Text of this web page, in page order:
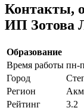
Контакты,
ИП Зотова
Образование
Время работы пн-
Город
Регион
Рейтинг
3.2